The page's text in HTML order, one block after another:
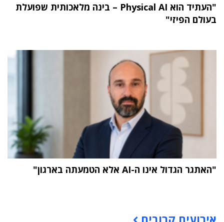
"העתיד הוא Physical AI – בינה מלאכותית שפועלת
בעולם הפיזי"
"האתגר הגדול אינו ה-AI אלא הטמעתה בארגון"
אירועים קרובים